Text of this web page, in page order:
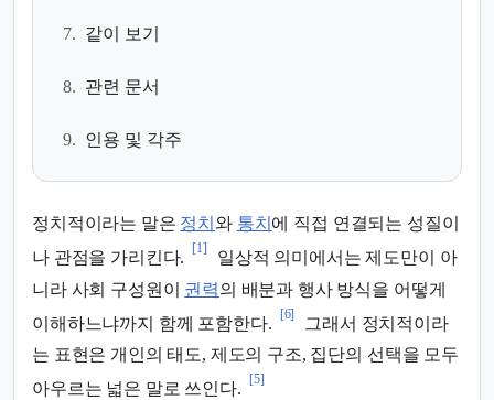
7. 같이 보기
8. 관련 문서
9. 인용 및 각주
정치적이라는 말은 정치 와 통치 에 직접 연결되는 성질이
나 관점을 가리킨다.
[1]
일상적 의미에서는 제도만이 아
니라 사회 구성원이 권력의 배분과 행사 방식을 어떻게
이해하느냐까지 함께 포함한다.
[6]
그래서 정치적이라
는 표현은 개인의 태도, 제도의 구조, 집단의 선택을 모두
아우르는 넓은 말로 쓰인다.
[5]